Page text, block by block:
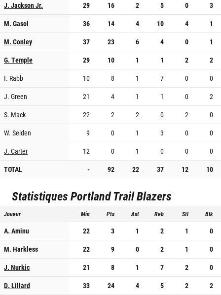
J. Jackson Jr.
29 16 2 5 0
3
M. Gasol
36 14 4 10 4
1
M. Conley
37 23 6 4 0
1
G. Temple
29 10 1 1 2
2
I. Rabb
10 8 1 7 0
0
J. Green
21 4 1 1 0
2
S. Mack
22 2 2 0 2
0
W. Selden
9 0 1 3 0
0
J. Carter
12 0 1 0 0
0
TOTAL
- 92 22 37 12 10
StatistiquesPortland Trail Blazers
Joueur Min Pts Ast Reb Stl Blk
A. Aminu 22 3 1 2 1
0
M. Harkless
22 9 0 2 1
0
J. Nurkic
21 8 1 7 2
0
D. Lillard
33 24 4 5 2
2